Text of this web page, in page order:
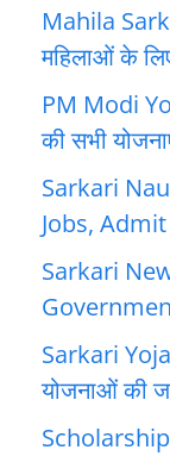
Mahila
महिलाओं के
PM Modi
की सभी
Sarkari
Jobs,
Sarkari
Sarkari
योजनाओं की